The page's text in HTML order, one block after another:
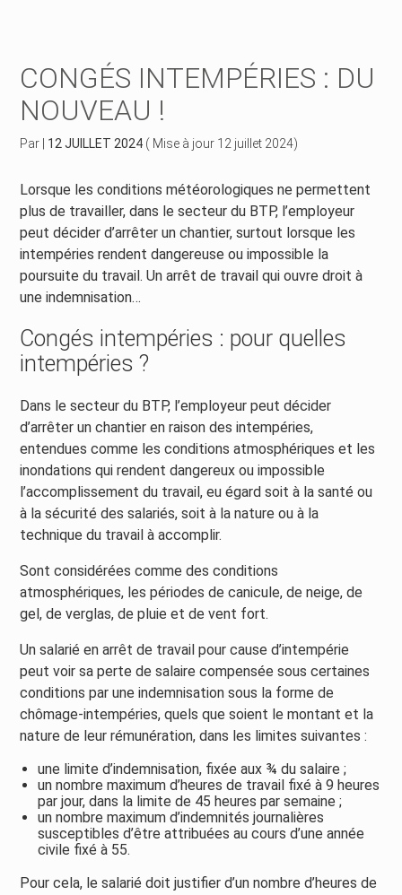
Développer votre entreprise
Construire votre patrimoine
Être prêt pour la facturation électronique
Gérer vos ressources humaines
Dématérialiser vos documents
CONGÉS INTEMPÉRIES : DU
NOUVEAU !
Par 12 JUILLET 2024 ( Mise à jour 12 juillet 2024)
Lorsque les conditions météorologiques ne permettent
plus de travailler, dans le secteur du BTP, l’employeur
peut décider d’arrêter un chantier, surtout lorsque les
intempéries rendent dangereuse ou impossible la
poursuite du travail. Un arrêt de travail qui ouvre droit à
une indemnisation…
Congés intempéries : pour quelles
intempéries ?
Dans le secteur du BTP, l’employeur peut décider
d’arrêter un chantier en raison des intempéries,
entendues comme les conditions atmosphériques et les
inondations qui rendent dangereux ou impossible
l’accomplissement du travail, eu égard soit à la santé ou
à la sécurité des salariés, soit à la nature ou à la
technique du travail à accomplir.
Sont considérées comme des conditions
atmosphériques, les périodes de canicule, de neige, de
gel, de verglas, de pluie et de vent fort.
Un salarié en arrêt de travail pour cause d’intempérie
peut voir sa perte de salaire compensée sous certaines
conditions par une indemnisation sous la forme de
chômage-intempéries, quels que soient le montant et la
nature de leur rémunération, dans les limites suivantes :
une limite d’indemnisation, fixée aux ¾ du salaire ;
un nombre maximum d’heures de travail fixé à 9 heures
par jour, dans la limite de 45 heures par semaine ;
un nombre maximum d’indemnités journalières
susceptibles d’être attribuées au cours d’une année
civile fixé à 55.
Pour cela, le salarié doit justifier d’un nombre d’heures de